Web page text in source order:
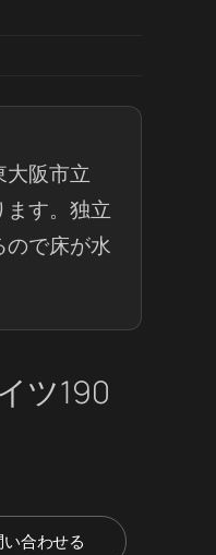
大阪市立
ます。独立
ので床が水
ツ190
合わせる